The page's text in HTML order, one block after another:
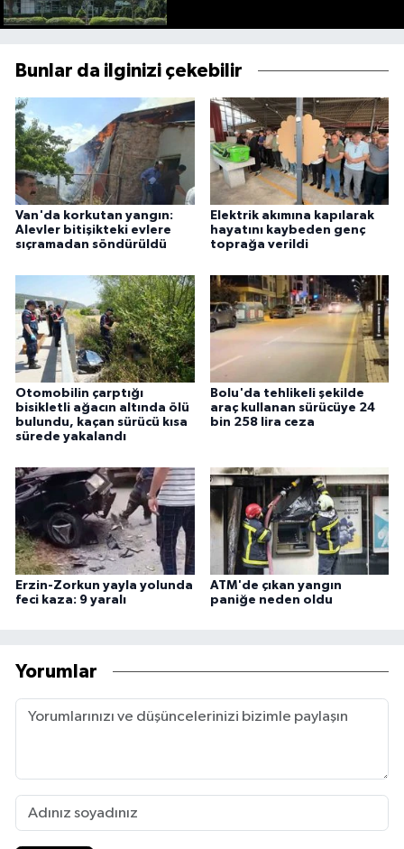
Bunlar da ilginizi çekebilir
Van'da korkutan yangın:
Alevler bitişikteki evlere
sıçramadan söndürüldü
Elektrik akımına kapılarak
hayatını kaybeden genç
toprağa verildi
Otomobilin çarptığı
bisikletli ağacın altında ölü
bulundu, kaçan sürücü kısa
sürede yakalandı
Bolu'da tehlikeli şekilde
araç kullanan sürücüye 24
bin 258 lira ceza
Erzin-Zorkun yayla yolunda
feci kaza: 9 yaralı
ATM'de çıkan yangın
paniğe neden oldu
Yorumlar